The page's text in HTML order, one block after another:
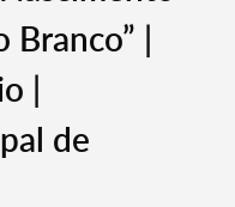
Branco” |
|
de